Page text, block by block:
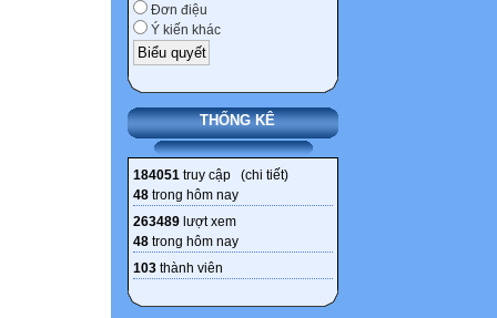
Đơn điệu
Ý kiến khác
THỐNG KÊ
184051 truy cập (chi tiết)
48 trong hôm nay
263489 lượt xem
48 trong hôm nay
103 thành viên